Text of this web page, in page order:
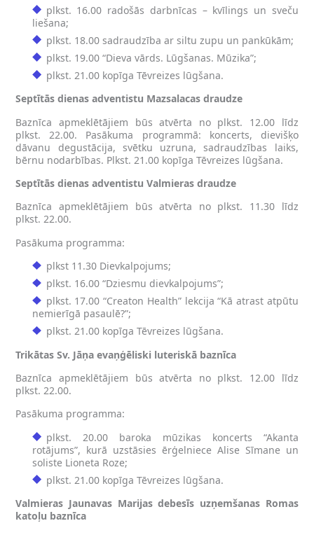
plkst. 16.00 radošās darbnīcas – kvīlings un sveču
liešana;
plkst. 18.00 sadraudzība ar siltu zupu un pankūkām;
plkst. 19.00 “Dieva vārds. Lūgšanas. Mūzika”;
plkst. 21.00 kopīga Tēvreizes lūgšana.
Septītās dienas adventistu Mazsalacas draudze
Baznīca apmeklētājiem būs atvērta no plkst. 12.00 līdz
plkst. 22.00. Pasākuma programmā: koncerts, dievišķo
dāvanu degustācija, svētku uzruna, sadraudzības laiks,
bērnu nodarbības. Plkst. 21.00 kopīga Tēvreizes lūgšana.
Septītās dienas adventistu Valmieras draudze
Baznīca apmeklētājiem būs atvērta no plkst. 11.30 līdz
plkst. 22.00.
Pasākuma programma:
plkst 11.30 Dievkalpojums;
plkst. 16.00 “Dziesmu dievkalpojums”;
plkst. 17.00 “Creaton Health” lekcija “Kā atrast atpūtu
nemierīgā pasaulē?”;
plkst. 21.00 kopīga Tēvreizes lūgšana.
Trikātas Sv. Jāņa evaņģēliski luteriskā baznīca
Baznīca apmeklētājiem būs atvērta no plkst. 12.00 līdz
plkst. 22.00.
Pasākuma programma:
plkst. 20.00 baroka mūzikas koncerts “Akanta
rotājums”, kurā uzstāsies ērģelniece Alise Sīmane un
soliste Lioneta Roze;
plkst. 21.00 kopīga Tēvreizes lūgšana.
Valmieras Jaunavas Marijas debesīs uzņemšanas Romas
katoļu baznīca